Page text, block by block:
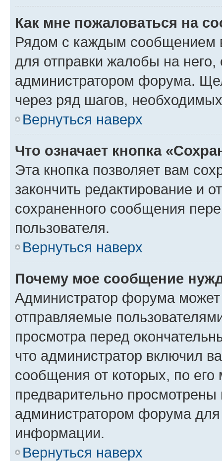
Как мне пожаловаться на
Рядом с каждым сообщением
для отправки жалобы на
администратором форума.
через ряд шагов,
Вернуться наверх
Что означает кнопка
Эта кнопка позволяет вам
закончить редактирование и
сохраненного сообщения
пользователя.
Вернуться наверх
Почему мое сообщение
Администратор форума
отправляемые
просмотра перед
что администратор включил
сообщения от которых, по
предварительно
администратором форума
информации.
Вернуться наверх